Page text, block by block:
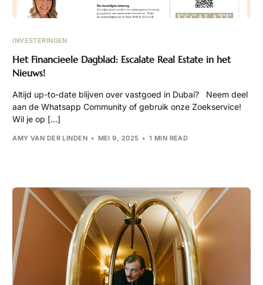
INVESTERINGEN
Het Financieele Dagblad: Escalate Real Estate in het
Nieuws!
Altijd up-to-date blijven over vastgoed in Dubai? Neem deel
aan de Whatsapp Community of gebruik onze Zoekservice!
Wil je op […]
AMY VAN DER LINDEN MEI 9, 2025 1 MIN READ